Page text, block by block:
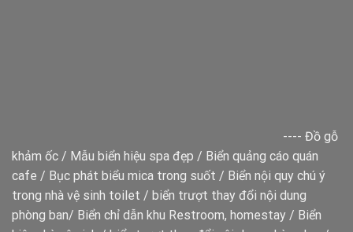
---- Đồ gỗ
khảm ốc / Mẫu biển hiệu spa đẹp / Biển quảng cáo quán
cafe / Bục phát biểu mica trong suốt / Biển nội quy chú ý
trong nhà vệ sinh toilet / biển trượt thay đổi nội dung
phòng ban/ Biển chỉ dẫn khu Restroom, homestay / Biển